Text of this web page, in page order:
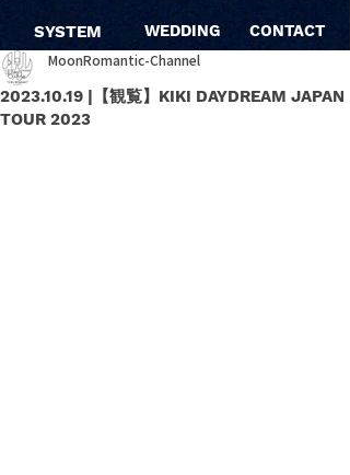
SYSTEM WEDDING CONTACT
2023.10.19 |【観覧】KIKI DAYDREAM JAPAN
TOUR 2023
MoonRomantic-Channel